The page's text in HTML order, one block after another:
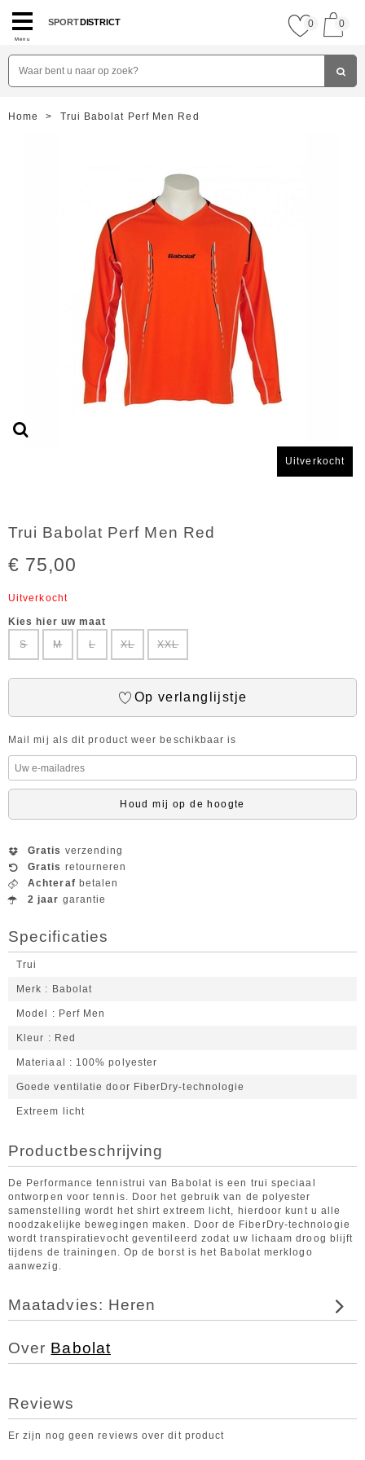
Menu
SPORTDISTRICT 0 0
Home > Trui Babolat Perf Men Red
Uitverkocht
Trui Babolat Perf Men Red
€ 75,00
Uitverkocht
Kies hier uw maat
S
M L XL XXL
Op verlanglijstje
Mail mij als dit product weer beschikbaar is
Houd mij op de hoogte
Gratis verzending
Gratis retourneren
Achteraf betalen
2 jaar garantie
Specificaties
Trui
Merk Babolat
Model Perf Men
Kleur Red
Materiaal 100% polyester
Goede ventilatie door FiberDry-technologie
Extreem licht
Productbeschrijving
De Performance tennistrui van Babolat is een trui speciaal
ontworpen voor tennis. Door het gebruik van de polyester
samenstelling wordt het shirt extreem licht, hierdoor kunt u alle
noodzakelijke bewegingen maken. Door de FiberDry-technologie
wordt transpiratievocht geventileerd zodat uw lichaam droog blijft
tijdens de trainingen. Op de borst is het Babolat merklogo
aanwezig.
Maatadvies: Heren
Over Babolat
Reviews
Er zijn nog geen reviews over dit product